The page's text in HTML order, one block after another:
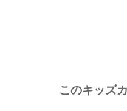
このキッズ